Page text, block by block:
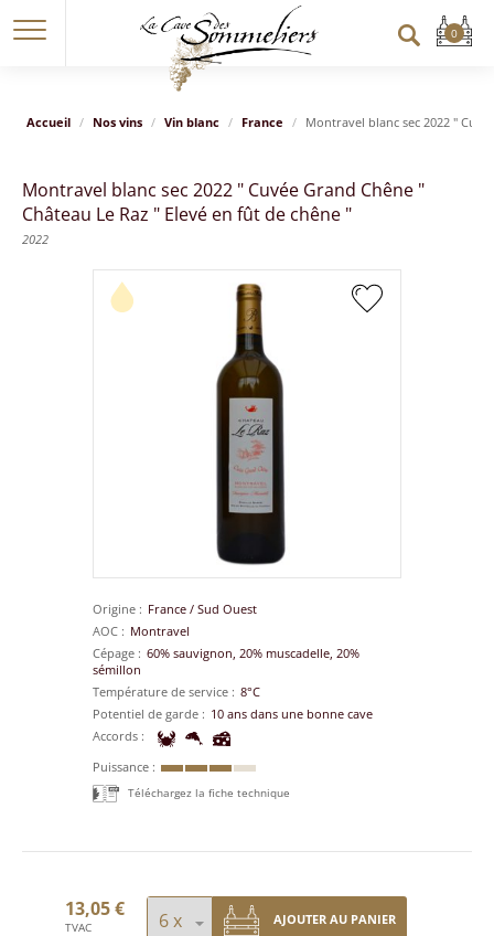
Accueil Nos vins Vin blanc France Montravel blanc sec 2022 "
Montravel blanc sec 2022 " Cuvée Grand Chêne "
Château Le Raz " Elevé en fût de chêne "
2022
Origine France / Sud Ouest
AOC
Montravel
Cépage
60% sauvignon, 20% muscadelle, 20%
sémillon
Température de service
8°C
Potentiel de garde
10 ans dans une bonne cave
Accords
Puissance
Téléchargez la fiche technique
13,05 €
TVAC
AJOUTER AU PANIER